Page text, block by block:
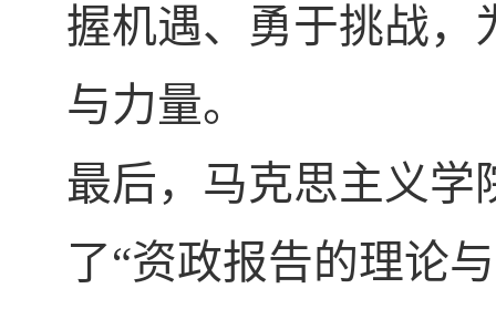
握机遇、勇于挑战，
与力量。
最后，马克思主义学
了“资政报告的理论